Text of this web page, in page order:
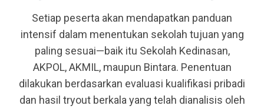
Setiap peserta akan mendapatkan panduan
intensif dalam menentukan sekolah tujuan yang
paling sesuai—baik itu Sekolah Kedinasan,
AKPOL, AKMIL, maupun Bintara. Penentuan
dilakukan berdasarkan evaluasi kualifikasi pribadi
dan hasil tryout berkala yang telah dianalisis oleh